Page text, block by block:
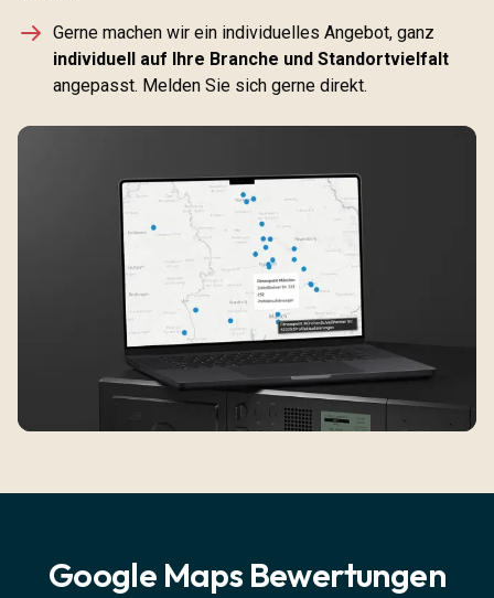
Gerne machen wir ein individuelles Angebot, ganz
individuell auf Ihre Branche und Standortvielfalt
angepasst. Melden Sie sich gerne direkt.
Google Maps Bewertungen